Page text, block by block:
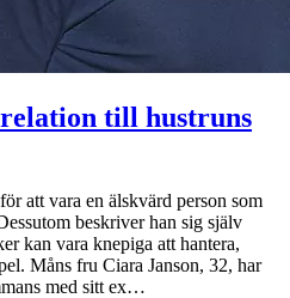
till hustruns
att vara en älskvärd person som
beskriver han sig själv
kan vara knepiga att hantera,
Måns fru Ciara Janson, 32, har
med sitt ex…